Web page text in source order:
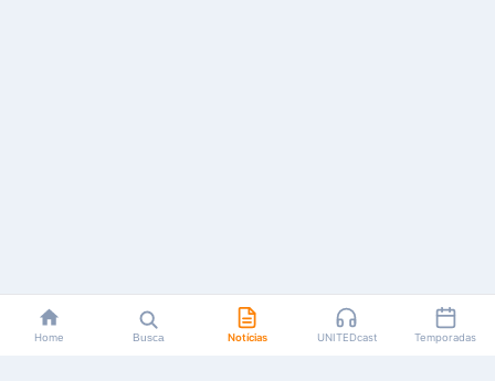
Home Busca Notícias UNITEDcast Temporadas